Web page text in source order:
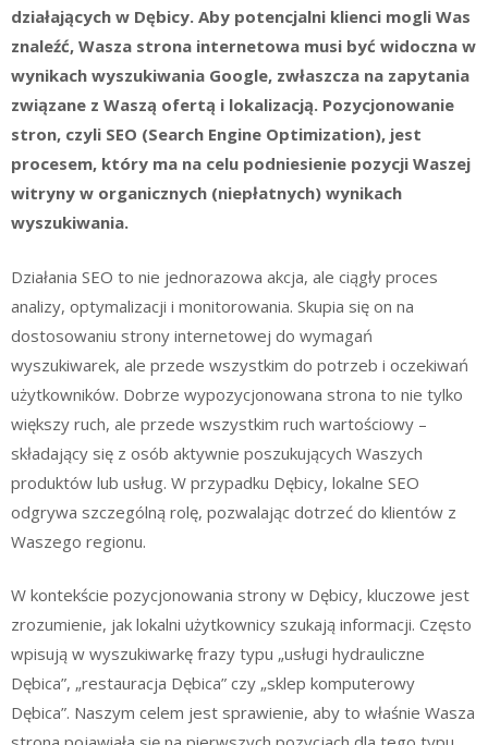
działających w Dębicy. Aby potencjalni klienci mogli Was
znaleźć, Wasza strona internetowa musi być widoczna w
wynikach wyszukiwania Google, zwłaszcza na zapytania
związane z Waszą ofertą i lokalizacją. Pozycjonowanie
stron, czyli SEO (Search Engine Optimization), jest
procesem, który ma na celu podniesienie pozycji Waszej
witryny w organicznych (niepłatnych) wynikach
wyszukiwania.
Działania SEO to nie jednorazowa akcja, ale ciągły proces
analizy, optymalizacji i monitorowania. Skupia się on na
dostosowaniu strony internetowej do wymagań
wyszukiwarek, ale przede wszystkim do potrzeb i oczekiwań
użytkowników. Dobrze wypozycjonowana strona to nie tylko
większy ruch, ale przede wszystkim ruch wartościowy –
składający się z osób aktywnie poszukujących Waszych
produktów lub usług. W przypadku Dębicy, lokalne SEO
odgrywa szczególną rolę, pozwalając dotrzeć do klientów z
Waszego regionu.
W kontekście pozycjonowania strony w Dębicy, kluczowe jest
zrozumienie, jak lokalni użytkownicy szukają informacji. Często
wpisują w wyszukiwarkę frazy typu „usługi hydrauliczne
Dębica”, „restauracja Dębica” czy „sklep komputerowy
Dębica”. Naszym celem jest sprawienie, aby to właśnie Wasza